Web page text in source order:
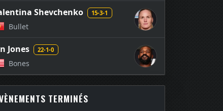
Shevchenko 15-3-1
Bullet
Jones 22-1-0
Bones
TERMINÉS